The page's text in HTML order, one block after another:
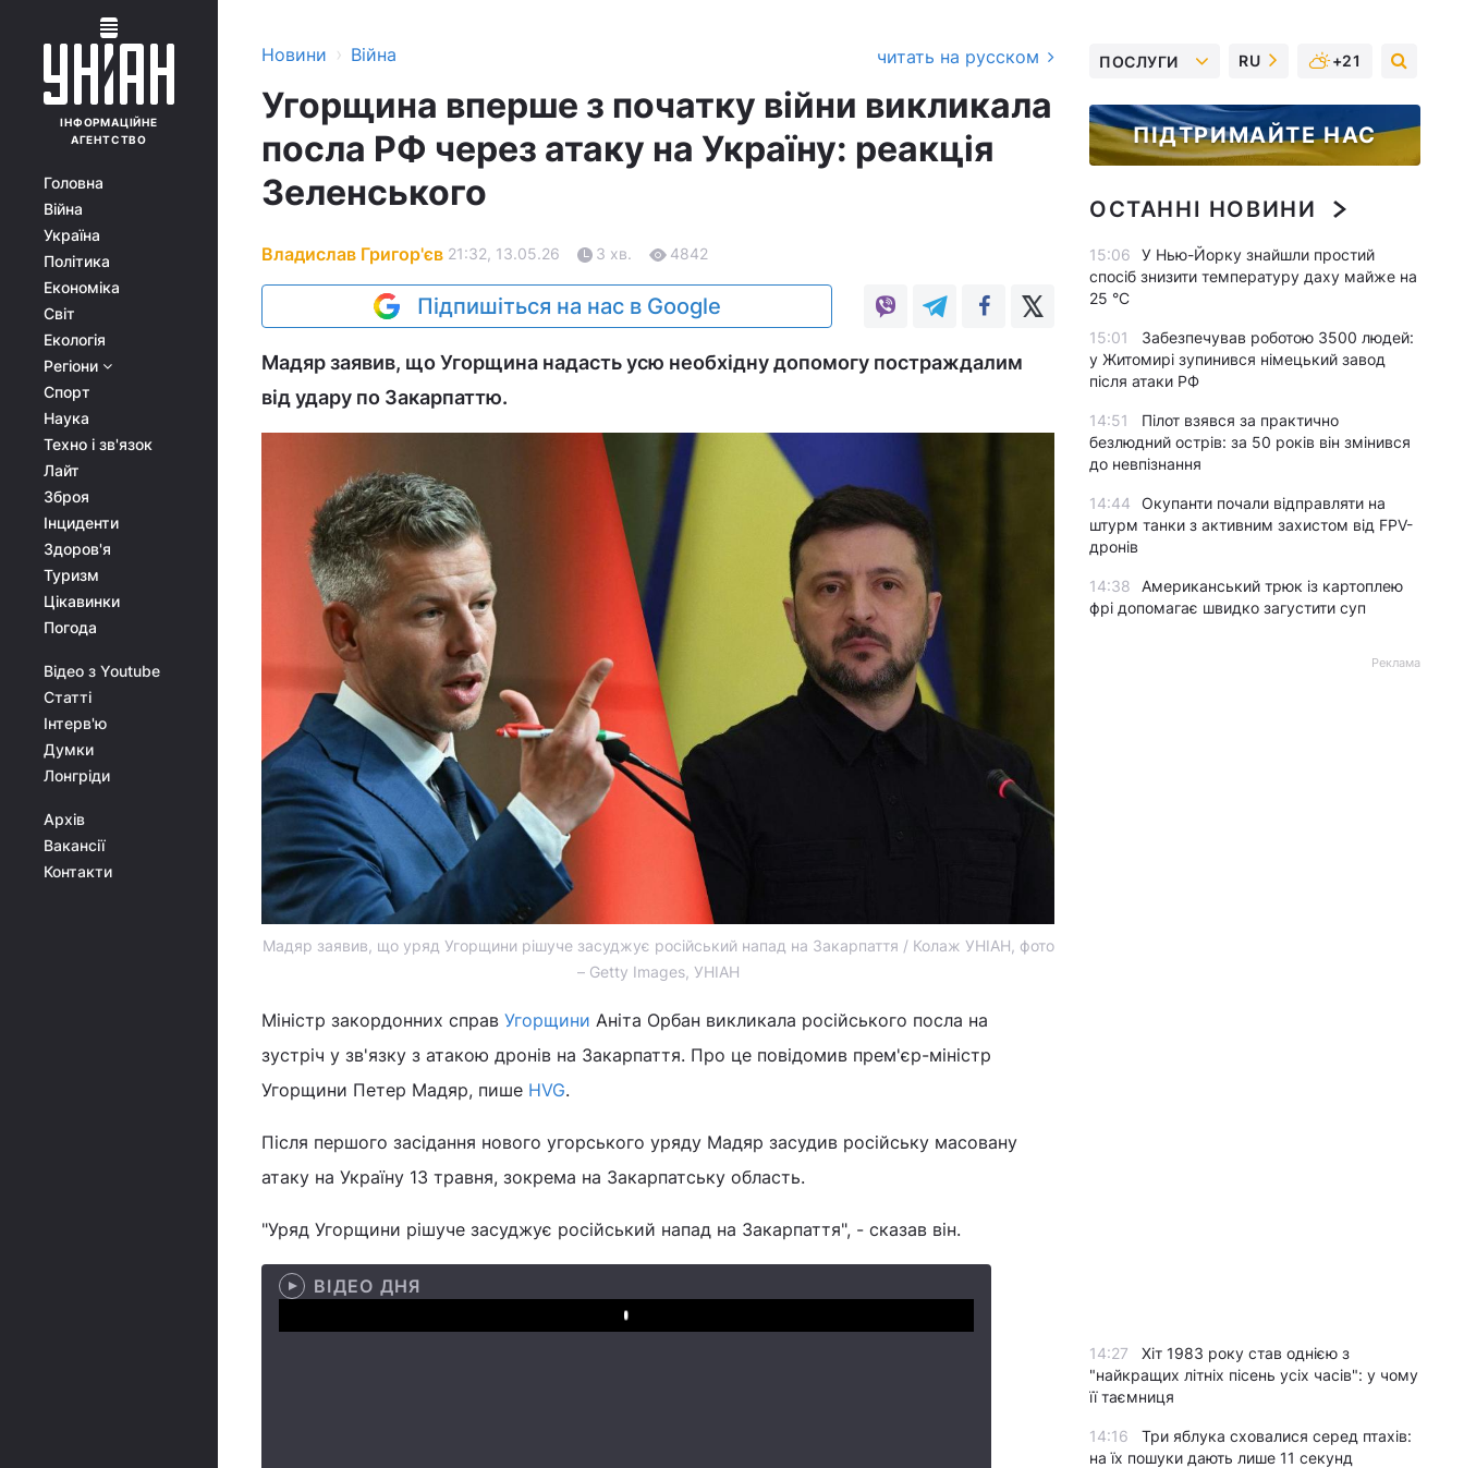
ІНФОРМАЦІЙНЕ
АГЕНТСТВО
Головна
Війна
Україна
Політика
Економіка
Світ
Екологія
Регіони
Спорт
Наука
Техно і зв'язок
Лайт
Зброя
Інциденти
Здоров'я
Туризм
Цікавинки
Погода
Відео з Youtube
Статті
Інтерв'ю
Думки
Лонгріди
Архів
Вакансії
Контакти
Новини › Війна читать на русском
Угорщина вперше з початку війни викликала
посла РФ через атаку на Україну: реакція
Зеленського
Владислав Григор'єв 21:32, 13.05.26 3 хв. 4842
Підпишіться на нас в Google
Мадяр заявив, що Угорщина надасть усю необхідну допомогу постраждалим
від удару по Закарпаттю.
Мадяр заявив, що уряд Угорщини рішуче засуджує російський напад на Закарпаття / Колаж УНІАН, фото
– Getty Images, УНІАН
Міністр закордонних справ Угорщини Аніта Орбан викликала російського посла на
зустріч у зв'язку з атакою дронів на Закарпаття. Про це повідомив прем'єр-міністр
Угорщини Петер Мадяр, пише HVG.
Після першого засідання нового угорського уряду Мадяр засудив російську масовану
атаку на Україну 13 травня, зокрема на Закарпатську область.
"Уряд Угорщини рішуче засуджує російський напад на Закарпаття", - сказав він.
ВІДЕО ДНЯ
Play
ПОСЛУГИ RU +21
ПІДТРИМАЙТЕ НАС
ОСТАННІ НОВИНИ
15:06
У Нью-Йорку знайшли простий
спосіб знизити температуру даху майже на
25 °C
15:01
Забезпечував роботою 3500 людей:
у Житомирі зупинився німецький завод
після атаки РФ
14:51
Пілот взявся за практично
безлюдний острів: за 50 років він змінився
до невпізнання
14:44
Окупанти почали відправляти на
штурм танки з активним захистом від FPV-
дронів
14:38
Американський трюк із картоплею
фрі допомагає швидко загустити суп
Реклама
14:27
Хіт 1983 року став однією з
"найкращих літніх пісень усіх часів": у чому
її таємниця
14:16
Три яблука сховалися серед птахів:
на їх пошуки дають лише 11 секунд